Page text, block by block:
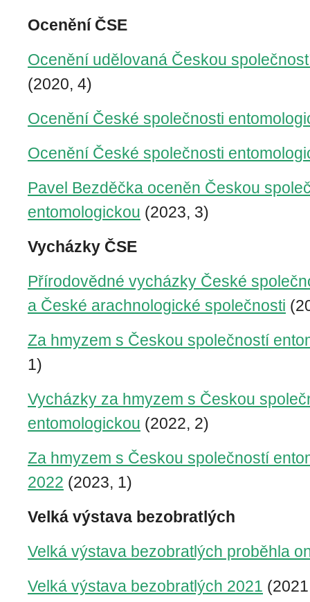
Ocenění ČSE
Ocenění udělovaná Českou
(2020, 4)
Ocenění České společnosti
Ocenění České společnosti
Pavel Bezděčka oceněn Českou
entomologickou (2023, 3)
Vycházky ČSE
Přírodovědné vycházky České
a České arachnologické společnosti
Za hmyzem s Českou společností
1)
Vycházky za hmyzem s Českou
entomologickou (2022, 2)
Za hmyzem s Českou společností
2022 (2023, 1)
Velká výstava bezobratlých
Velká výstava bezobratlých proběhla
Velká výstava bezobratlých 2021